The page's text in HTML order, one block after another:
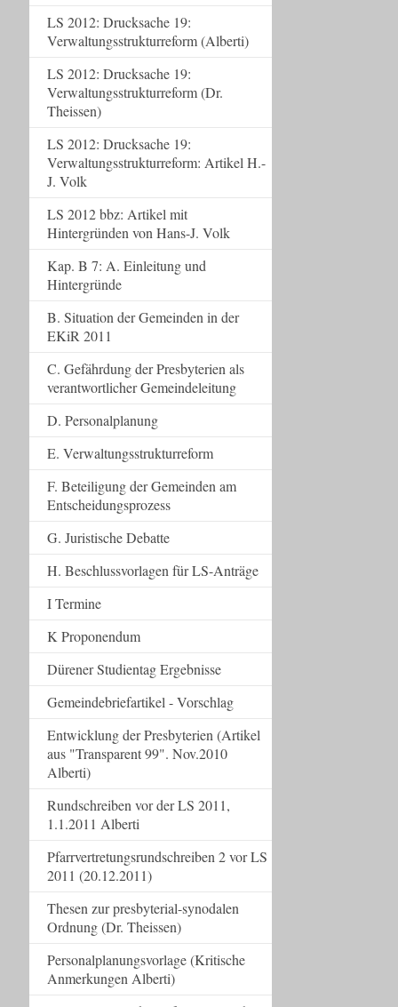
LS 2012: Drucksache 19:
Verwaltungsstrukturreform (Alberti)
LS 2012: Drucksache 19:
Verwaltungsstrukturreform (Dr.
Theissen)
LS 2012: Drucksache 19:
Verwaltungsstrukturreform: Artikel H.-
J. Volk
LS 2012 bbz: Artikel mit
Hintergründen von Hans-J. Volk
Kap. B 7: A. Einleitung und
Hintergründe
B. Situation der Gemeinden in der
EKiR 2011
C. Gefährdung der Presbyterien als
verantwortlicher Gemeindeleitung
D. Personalplanung
E. Verwaltungsstrukturreform
F. Beteiligung der Gemeinden am
Entscheidungsprozess
G. Juristische Debatte
H. Beschlussvorlagen für LS-Anträge
I Termine
K Proponendum
Dürener Studientag Ergebnisse
Gemeindebriefartikel - Vorschlag
Entwicklung der Presbyterien (Artikel
aus "Transparent 99". Nov.2010
Alberti)
Rundschreiben vor der LS 2011,
1.1.2011 Alberti
Pfarrvertretungsrundschreiben 2 vor LS
2011 (20.12.2011)
Thesen zur presbyterial-synodalen
Ordnung (Dr. Theissen)
Personalplanungsvorlage (Kritische
Anmerkungen Alberti)